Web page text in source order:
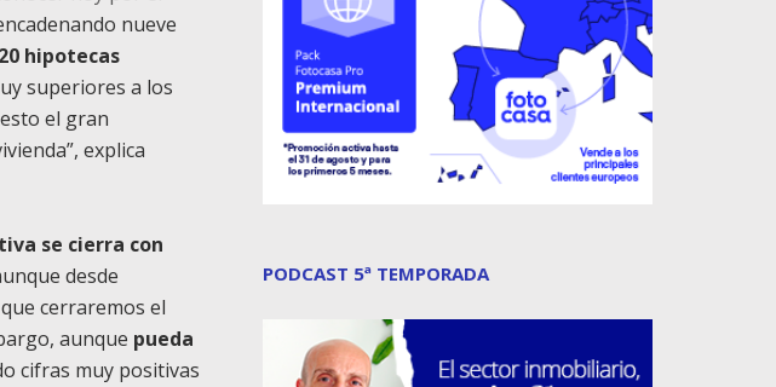
nueve
hipotecas
superiores a los
el gran
explica
se cierra con
desde
cerraremos el
aunque pueda
cifras muy positivas
PODCAST 5ª TEMPORADA